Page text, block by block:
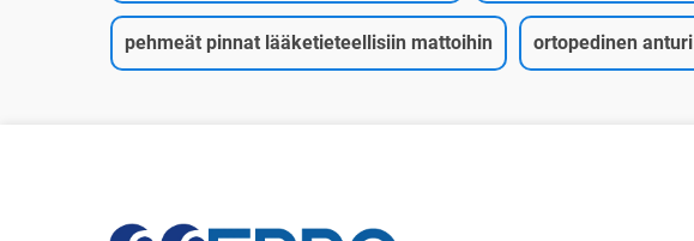
pehmeät pinnat lääketieteellisiin mattoihin ortopedinen anturi